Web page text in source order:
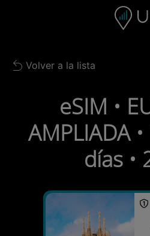
Barra de
Back to list
Volver a la lista
eSIM •
AMPLIADA
días •